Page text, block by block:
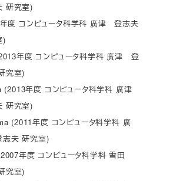
研究室)
度 コンピュータ科学科 廣津 登志夫
)
年度 コンピュータ科学科 廣津 登
究室)
(2013年度 コンピュータ科学科 廣津
研究室)
(2011年度 コンピュータ科学科 廣
夫 研究室)
年度 コンピュータ科学科 雪田
究室)